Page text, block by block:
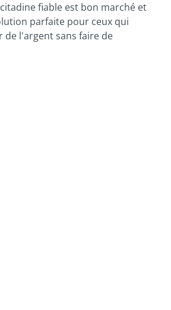
fiable est bon marché et
parfaite pour ceux qui
de l'argent sans faire de